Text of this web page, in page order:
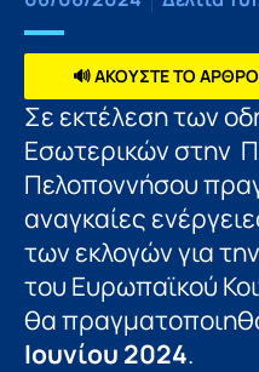
🔊 ΑΚΟΥΣΤΕ ΤΟ ΑΡΘΡΟ
Σε εκτέλεση των
Εσωτερικών στην
Πελοποννήσου
αναγκαίες
των εκλογών για
του Ευρωπαϊκού
θα
Ιουνίου 2024.